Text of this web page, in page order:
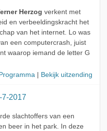
Herzog verkent met
en verbeeldingskracht het
van het internet. Lo was
een computercrash, juist
waarop iemand de letter G
Programma
Bekijk uitzending
7-2017
slachtoffers van een
beer in het park. In deze